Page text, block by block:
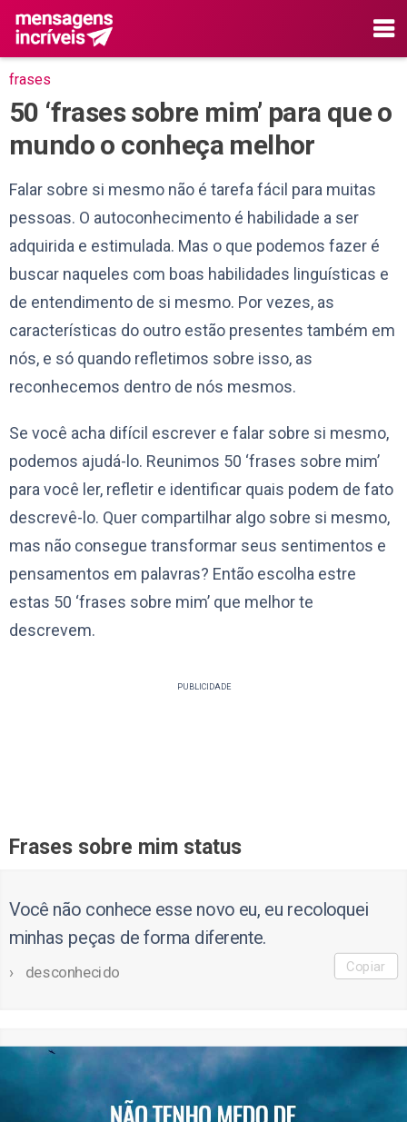
frases
50 ‘frases sobre mim’ para que o
mundo o conheça melhor
Falar sobre si mesmo não é tarefa fácil para muitas
pessoas. O autoconhecimento é habilidade a ser
adquirida e estimulada. Mas o que podemos fazer é
buscar naqueles com boas habilidades linguísticas e
de entendimento de si mesmo. Por vezes, as
características do outro estão presentes também em
nós, e só quando refletimos sobre isso, as
reconhecemos dentro de nós mesmos.
Se você acha difícil escrever e falar sobre si mesmo,
podemos ajudá-lo. Reunimos 50 ‘frases sobre mim’
para você ler, refletir e identificar quais podem de fato
descrevê-lo. Quer compartilhar algo sobre si mesmo,
mas não consegue transformar seus sentimentos e
pensamentos em palavras? Então escolha estre
estas 50 ‘frases sobre mim’ que melhor te
descrevem.
PUBLICIDADE
Frases sobre mim status
Você não conhece esse novo eu, eu recoloquei
minhas peças de forma diferente.
desconhecido Copiar